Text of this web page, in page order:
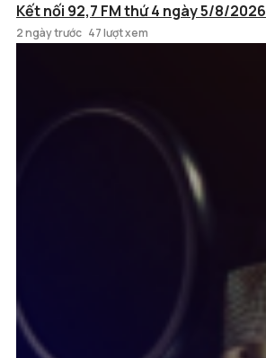
Kết nối 92,7 FM thứ 4 ngày 5/8/2026
2 ngày trước 47 lượt xem